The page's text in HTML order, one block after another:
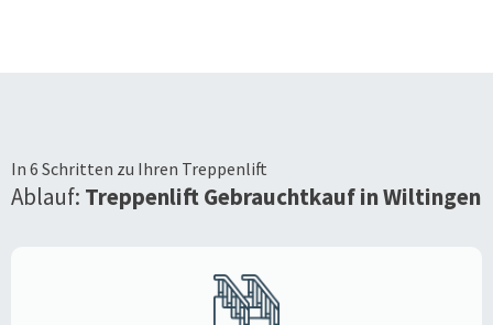
In 6 Schritten zu Ihren Treppenlift
Ablauf: Treppenlift Gebrauchtkauf inWiltingen